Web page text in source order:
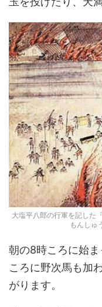
大塩平八郎の行軍を記した
もんしゅ
朝の8時ころに始
ころに野次馬も加
がります。